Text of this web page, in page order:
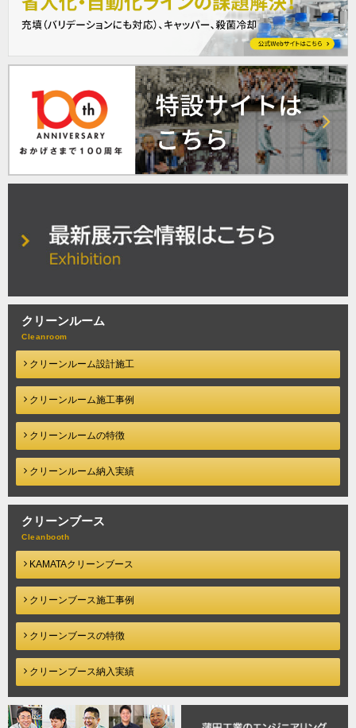
クリーンルーム
クリーンルーム設計施工
クリーンルーム施工事例
クリーンルームの特徴
クリーンルーム納入実績
クリーンブース
KAMATAクリーンブース
クリーンブース施工事例
クリーンブースの特徴
クリーンブース納入実績